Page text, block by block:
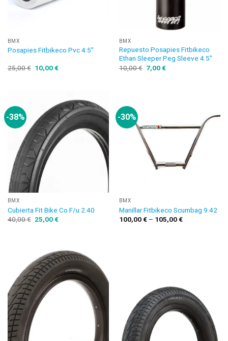
BMX
Posapies Fitbikeco Pvc 4.5″
25,00€ 10,00€
BMX
Repuesto Posapies Fitbikeco
Ethan Sleeper Peg Sleeve 4.5″
10,00€ 7,00€
-38%
BMX
Cubierta Fit Bike Co F/u 2.40
40,00€ 25,00€
-30%
BMX
Manillar Fitbikeco Scumbag 9.42
100,00€– 105,00€